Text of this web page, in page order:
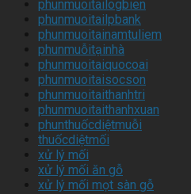
phunmuoitailogbien
phunmuoitailpbank
phunmuoitainamtuliem
phunmuỗitạinhà
phunmuoitaiquocoai
phunmuoitaisocson
phunmuoitaithanhtri
phunmuoitaithanhxuan
phunthuốcdiệtmuỗi
thuốcdiệtmối
xử lý mối
xử lý mối ăn gỗ
xử lý mối mọt sàn gỗ